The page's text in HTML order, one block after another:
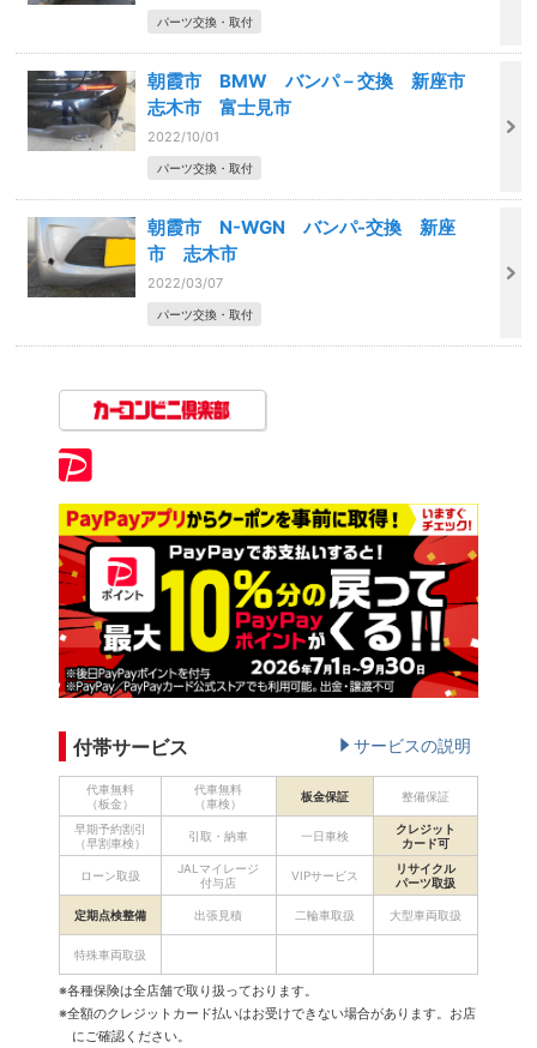
パーツ交換・取付
朝霞市 BMW バンパ－交換 新座市
志木市 富士見市
2022/10/01
パーツ交換・取付
朝霞市 N-WGN バンパ-交換 新座
市 志木市
2022/03/07
パーツ交換・取付
付帯サービス サービスの説明
代車無料
（板金）
代車無料
（車検）
板金保証 整備保証
早期予約割引
（早割車検）
引取・納車 一日車検
クレジット
カード可
ローン取扱
JALマイレージ
付与店
VIPサービス
リサイクル
パーツ取扱
定期点検整備 出張見積 二輪車取扱 大型車両取扱
特殊車両取扱
※各種保険は全店舗で取り扱っております。
※全額のクレジットカード払いはお受けできない場合があります。お店
にご確認ください。